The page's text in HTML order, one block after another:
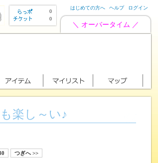
0
0
はじめての方へ ヘルプ ログイン
＼ オーバータイム ／
楽し～い♪
つぎへ >>